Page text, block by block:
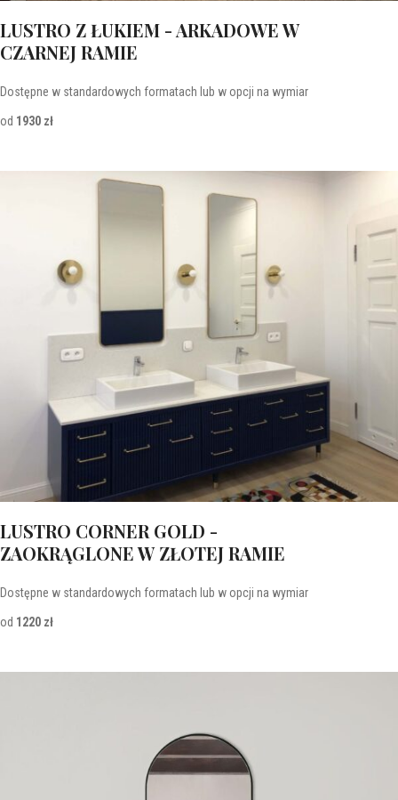
LUSTRO Z ŁUKIEM - ARKADOWE W
CZARNEJ RAMIE
Dostępne w standardowych formatach lub w opcji na wymiar
od 1930 zł
LUSTRO CORNER GOLD -
ZAOKRĄGLONE W ZŁOTEJ RAMIE
Dostępne w standardowych formatach lub w opcji na wymiar
od 1220 zł